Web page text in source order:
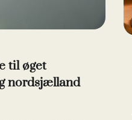
til øget
nordsjælland